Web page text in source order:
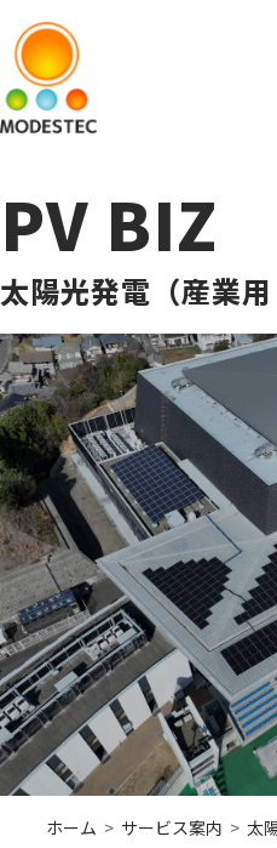
PV BIZ
太陽光発電（産業用
ホーム サービス案内 太